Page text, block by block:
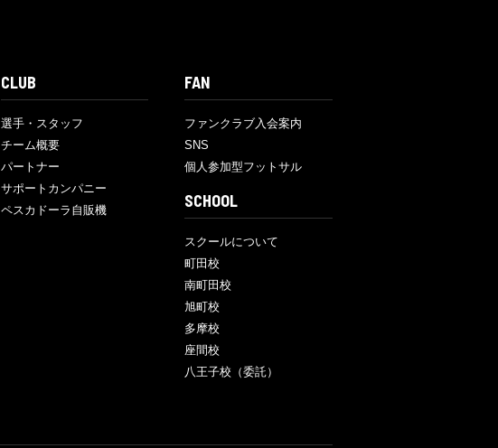
CLUB
選手・スタッフ
チーム概要
パートナー
サポートカンパニー
ペスカドーラ自販機
FAN
ファンクラブ入会案内
SNS
個人参加型フットサル
SCHOOL
スクールについて
町田校
南町田校
旭町校
多摩校
座間校
八王子校（委託）